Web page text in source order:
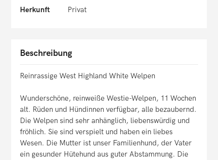
Herkunft
Privat
Beschreibung
Reinrassige West Highland White Welpen
Wunderschöne, reinweiße Westie-Welpen, 11 Wochen
alt. Rüden und Hündinnen verfügbar, alle bezaubernd.
Die Welpen sind sehr anhänglich, liebenswürdig und
fröhlich. Sie sind verspielt und haben ein liebes
Wesen. Die Mutter ist unser Familienhund, der Vater
ein gesunder Hütehund aus guter Abstammung. Die